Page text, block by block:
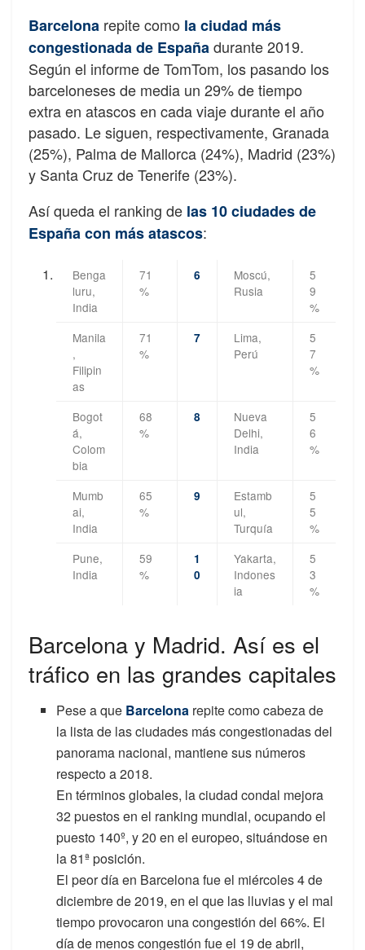
Barcelona repite como la ciudad más
congestionada de Españadurante 2019.
Según el informe de TomTom, los pasando los
barceloneses de media un 29% de tiempo
extra en atascos en cada viaje durante el año
pasado. Le siguen, respectivamente, Granada
(25%), Palma de Mallorca (24%), Madrid (23%)
y Santa Cruz de Tenerife (23%).
Así queda el ranking de las 10 ciudades de
España con más atascos:
Benga
luru,
India
71
%
6
Moscú,
Rusia
5
9
%
Manila
,
Filipin
as
71
%
7
Lima,
Perú
5
7
%
Bogot
á,
Colom
bia
68
%
8
Nueva
Delhi,
India
5
6
%
Mumb
ai,
India
65
%
9
Estamb
ul,
Turquía
5
5
%
Pune,
India
59
%
1
0
Yakarta,
Indones
ia
5
3
%
Barcelona y Madrid. Así es el
tráfico en las grandes capitales
Pese a que Barcelona repite como cabeza de
la lista de las ciudades más congestionadas del
panorama nacional, mantiene sus números
respecto a 2018.
En términos globales, la ciudad condal mejora
32 puestos en el ranking mundial, ocupando el
puesto 140º, y 20 en el europeo, situándose en
la 81ª posición.
El peor día en Barcelona fue el miércoles 4 de
diciembre de 2019, en el que las lluvias y el mal
tiempo provocaron una congestión del 66%. El
día de menos congestión fue el 19 de abril,